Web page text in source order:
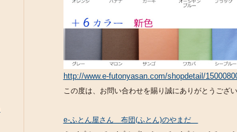
http://www.e-futonyasan.com/shopdetail/
この度は、お問い合わせを賜り誠にありがとうござい
e-ふとん屋さん 布団(ふとん)のやまだ